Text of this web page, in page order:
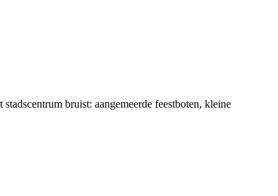
bruist: aangemeerde feestboten, kleine